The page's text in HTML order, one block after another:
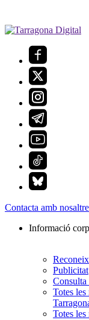
Contacta amb
Informació
Publicitat
Totes
Totes